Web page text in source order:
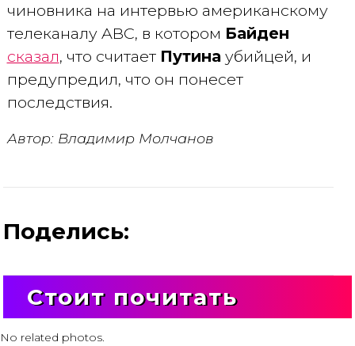
чиновника на интервью американскому
телеканалу ABC, в котором Байден
сказал, что считает Путинаубийцей, и
предупредил, что он понесет
последствия.
Автор: Владимир Молчанов
Поделись:
Стоит почитать
No related photos.